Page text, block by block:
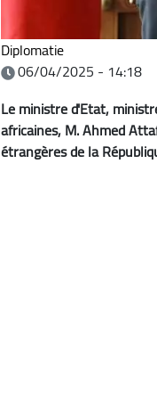
Diplomatie
06/04/2025 - 14:18
Le ministre d'Etat,
africaines, M. Ahmed
étrangères de la